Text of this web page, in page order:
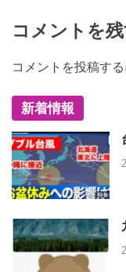
コメントを
コメントを投稿す
新着情報